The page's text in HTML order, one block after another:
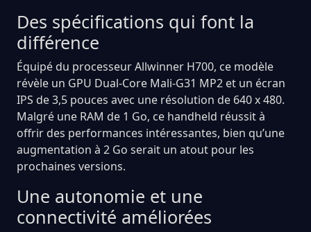
Des spécifications qui font la
différence
Équipé du processeur Allwinner H700, ce modèle
révèle un GPU Dual-Core Mali-G31 MP2 et un écran
IPS de 3,5 pouces avec une résolution de 640 x 480.
Malgré une RAM de 1 Go, ce handheld réussit à
offrir des performances intéressantes, bien qu’une
augmentation à 2 Go serait un atout pour les
prochaines versions.
Une autonomie et une
connectivité améliorées